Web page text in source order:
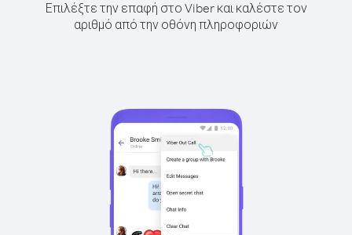
Επιλέξτε την επαφή στο Viber και καλέστε τον
αριθμό από την οθόνη πληροφοριών